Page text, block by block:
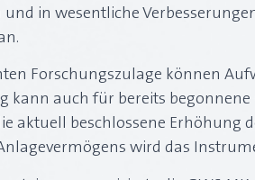
in wesentliche
Forschungszulage können
kann auch für bereits
aktuell beschlossene Erhöhung
wird das